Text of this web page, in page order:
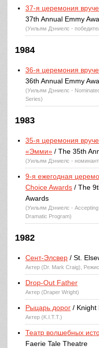
37-я церемония
37th Annual Emmy
(Уильям Дэниелс -
1984
36-я церемония
36th Annual Emmy
(Уильям Дэниелс -
Series)
1983
35-я церемония
«Эмми» / The 35th
(Уильям Дэниелс -
9-я ежегодная
Choice Awards / The
Awards
(Уильям Дэниелс -
Dramatic Program)
1982
Сент-Элсвер / St.
Актер (Dr. Mark Craig),
Drop-Out Father
Актер (Draper Wright)
Рыцарь дорог / Knight
Актер (K.I.T.T.)
Театр волшебных
Faerie Tale Theatre